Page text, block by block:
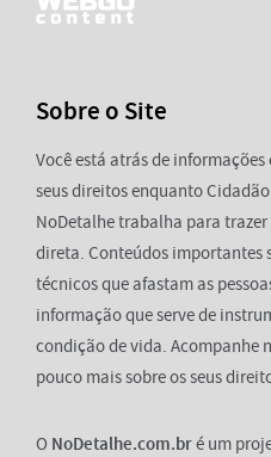
Sobre o Site
Você está atrás de
seus direitos enquanto
NoDetalhe trabalha para
direta. Conteúdos importantes
técnicos que afastam as
informação que serve de
condição de vida. Acompanhe
pouco mais sobre os seus
O NoDetalhe.com.bré um